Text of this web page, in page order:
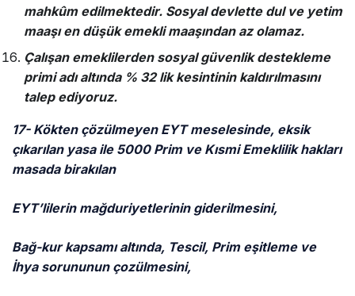
mahkûm edilmektedir. Sosyal devlette dul ve yetim
maaşı en düşük emekli maaşından az olamaz.
Çalışan emeklilerden sosyal güvenlik destekleme
primi adı altında % 32 lik kesintinin kaldırılmasını
talep ediyoruz.
17- Kökten çözülmeyen EYT meselesinde, eksik
çıkarılan yasa ile 5000 Prim ve Kısmi Emeklilik hakları
masada birakılan
EYT’lilerin mağduriyetlerinin giderilmesini,
Bağ-kur kapsamı altında, Tescil, Prim eşitleme ve
İhya sorununun çozülmesini,